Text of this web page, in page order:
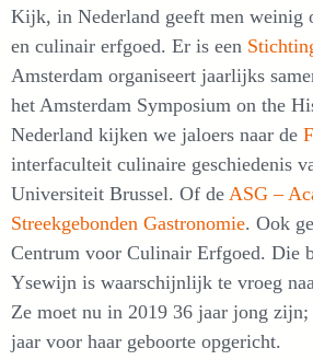
Kijk, in Nederland geeft men weinig
en culinair erfgoed. Er is een
Amsterdam organiseert jaarlijks
het Amsterdam Symposium on the
Nederland kijken we jaloers naar de
interfaculteit culinaire geschiedenis
Universiteit Brussel. Of de ASG –
Streekgebonden Gastronomie. Ook
Centrum voor Culinair Erfgoed. Die
Ysewijn is waarschijnlijk te vroeg
Ze moet nu in 2019 36 jaar jong zijn;
jaar voor haar geboorte opgericht.